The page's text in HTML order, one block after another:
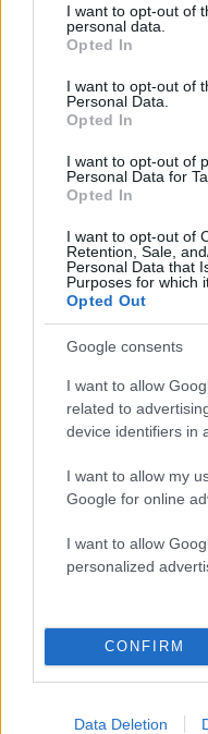
not limited to your visit
grant or deny consent
use your data for below
consent section.
I want to opt-out of
personal data.
Opted In
I want to opt-out of
Personal Data.
Opted In
I want to opt-out of
Personal Data for
Opted In
I want to opt-out of
Retention, Sale,
Personal Data that
Purposes for which
Opted Out
Google consents
I want to allow
related to
device identifiers in
I want to allow my
Google for online
I want to allow
personalized
CONFIRM
Data Deletion
Fouquet’s
μάγεψε – Τέχνη,
08.07.2026
Λένα Σαμαρά:
Αντώνη Σαμαρά
07.08.2026